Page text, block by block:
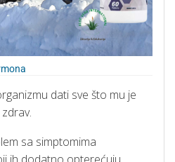
dati sve što mu je
sa simptomima